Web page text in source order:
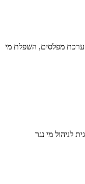
תהום, הערכת מפלסים, השפלת מי